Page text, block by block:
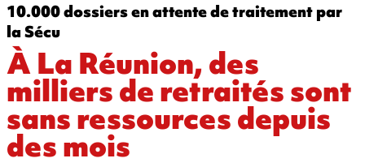
10.000 dossiers en attente de traitement par
la Sécu
À La Réunion, des
milliers de retraités sont
sans ressources depuis
des mois